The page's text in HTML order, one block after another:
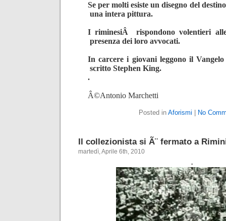
Se per molti esiste un disegno del
una intera pittura.
I riminesiÂ rispondono volentieri
presenza dei loro avvocati.
In carcere i giovani leggono il
scritto Stephen King.
.
Â©Antonio Marchetti
Posted in Aforismi No
Il collezionista si Ã¨ fermato a
martedì, Aprile 6th, 2010
.